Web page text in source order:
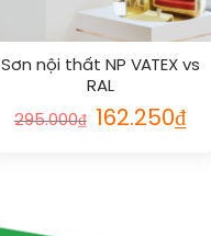
Sơn nội thất NP VATEX vs
RAL
295.000₫ Giá
gốc
162.250₫Giá
hiện